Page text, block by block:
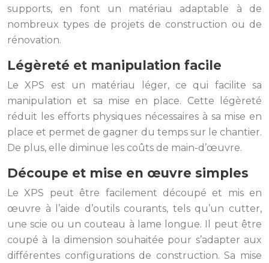
supports, en font un matériau adaptable à de
nombreux types de projets de construction ou de
rénovation.
Légèreté et manipulation facile
Le XPS est un matériau léger, ce qui facilite sa
manipulation et sa mise en place. Cette légèreté
réduit les efforts physiques nécessaires à sa mise en
place et permet de gagner du temps sur le chantier.
De plus, elle diminue les coûts de main-d’œuvre.
Découpe et mise en œuvre simples
Le XPS peut être facilement découpé et mis en
œuvre à l’aide d’outils courants, tels qu’un cutter,
une scie ou un couteau à lame longue. Il peut être
coupé à la dimension souhaitée pour s’adapter aux
différentes configurations de construction. Sa mise